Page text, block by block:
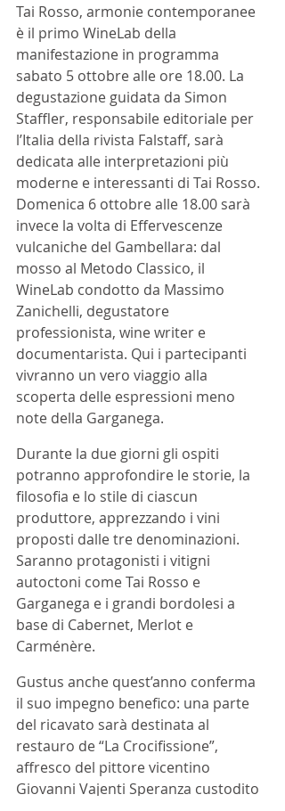
Tai Rosso, armonie contemporanee
è il primo WineLab della
manifestazione in programma
sabato 5 ottobre alle ore 18.00. La
degustazione guidata da Simon
Staffler, responsabile editoriale per
l’Italia della rivista Falstaff, sarà
dedicata alle interpretazioni più
moderne e interessanti di Tai Rosso.
Domenica 6 ottobre alle 18.00 sarà
invece la volta di Effervescenze
vulcaniche del Gambellara: dal
mosso al Metodo Classico, il
WineLab condotto da Massimo
Zanichelli, degustatore
professionista, wine writer e
documentarista. Qui i partecipanti
vivranno un vero viaggio alla
scoperta delle espressioni meno
note della Garganega.
Durante la due giorni gli ospiti
potranno approfondire le storie, la
filosofia e lo stile di ciascun
produttore, apprezzando i vini
proposti dalle tre denominazioni.
Saranno protagonisti i vitigni
autoctoni come Tai Rosso e
Garganega e i grandi bordolesi a
base di Cabernet, Merlot e
Carménère.
Gustus anche quest’anno conferma
il suo impegno benefico: una parte
del ricavato sarà destinata al
restauro de “La Crocifissione”,
affresco del pittore vicentino
Giovanni Vajenti Speranza custodito